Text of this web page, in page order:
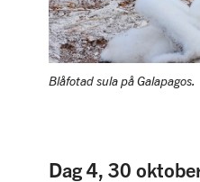
Blåfotad sula på Galapagos.
Dag 4, 30